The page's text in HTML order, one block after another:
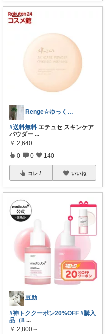
Renge☆ゆっくりです
#送料無料 エテュセ スキンケア
パウダー ...
￥ 2,640
0 0 140
コレ いいね
豆助
#神トククーポン20%OFF #購入
品（8 ...
￥ 2,800～